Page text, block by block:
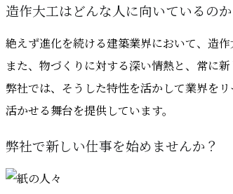
造作大工はどんな人に向いているのか
絶えず進化を続ける建築業界において、造
また、物づくりに対する深い情熱と、常に
弊社では、そうした特性を活かして業界を
活かせる舞台を提供しています。
弊社で新しい仕事を始めませんか？